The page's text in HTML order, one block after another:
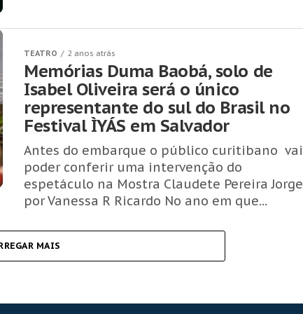
TEATRO 2 anos atrás
Memórias Duma Baobá, solo de
Isabel Oliveira será o único
representante do sul do Brasil no
Festival ÌYÁS em Salvador
Antes do embarque o público curitibano vai
poder conferir uma intervenção do
espetáculo na Mostra Claudete Pereira Jorge
por Vanessa R Ricardo No ano em que...
MAIS